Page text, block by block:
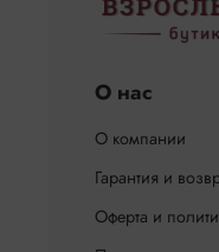
О нас
О компании
Гарантия и
Оферта и